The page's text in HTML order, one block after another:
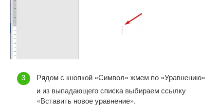
Рядом с кнопкой «Символ» жмем по «Уравнению»
и из выпадающего списка выбираем ссылку
«Вставить новое уравнение».